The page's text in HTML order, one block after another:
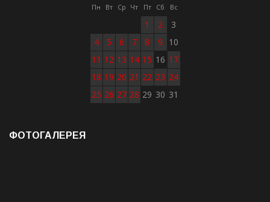
Пн Вт Ср Чт Пт Сб Вс
1 2
3
4
5 6 7 8 9
10
11 12 13 14 15 16 17
18 19 20 21 22 23 24
25 26 27 28 29 30 31
ФОТОГАЛЕРЕЯ